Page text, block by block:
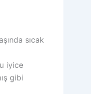
sıcak
iyice
gibi